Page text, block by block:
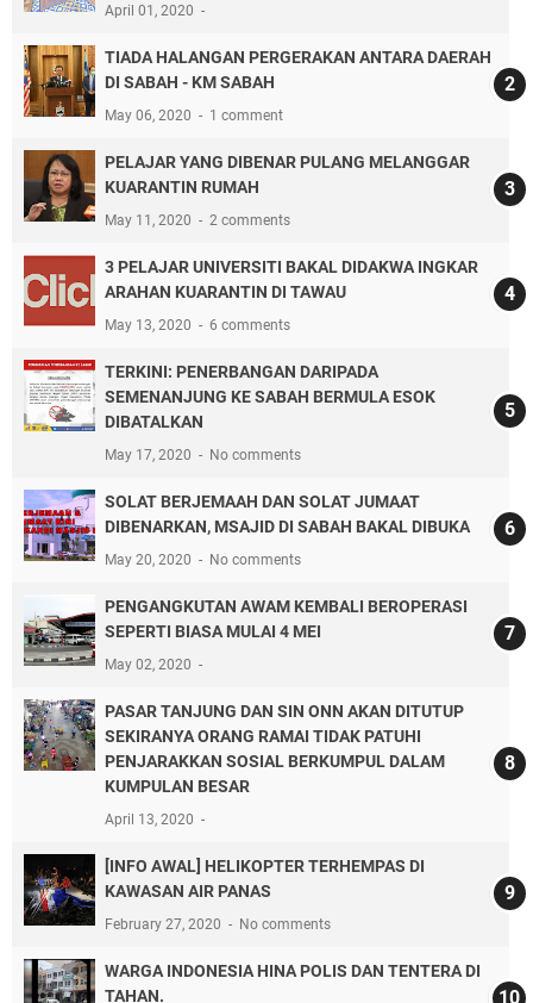
April 01, 2020
TIADA HALANGAN PERGERAKAN ANTARA DAERAH
DI SABAH - KM SABAH
May 06, 2020 1 comment
PELAJAR YANG DIBENAR PULANG MELANGGAR
KUARANTIN RUMAH
May 11, 2020 2 comments
3 PELAJAR UNIVERSITI BAKAL DIDAKWA INGKAR
ARAHAN KUARANTIN DI TAWAU
May 13, 2020 6 comments
TERKINI: PENERBANGAN DARIPADA
SEMENANJUNG KE SABAH BERMULA ESOK
DIBATALKAN
May 17, 2020 No comments
SOLAT BERJEMAAH DAN SOLAT JUMAAT
DIBENARKAN, MSAJID DI SABAH BAKAL DIBUKA
May 20, 2020 No comments
PENGANGKUTAN AWAM KEMBALI BEROPERASI
SEPERTI BIASA MULAI 4 MEI
May 02, 2020
PASAR TANJUNG DAN SIN ONN AKAN DITUTUP
SEKIRANYA ORANG RAMAI TIDAK PATUHI
PENJARAKKAN SOSIAL BERKUMPUL DALAM
KUMPULAN BESAR
April 13, 2020
[INFO AWAL] HELIKOPTER TERHEMPAS DI
KAWASAN AIR PANAS
February 27, 2020 No comments
WARGA INDONESIA HINA POLIS DAN TENTERA DI
TAHAN.